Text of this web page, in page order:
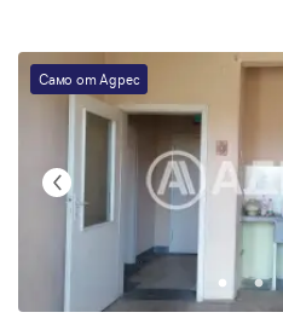
Само от Адрес